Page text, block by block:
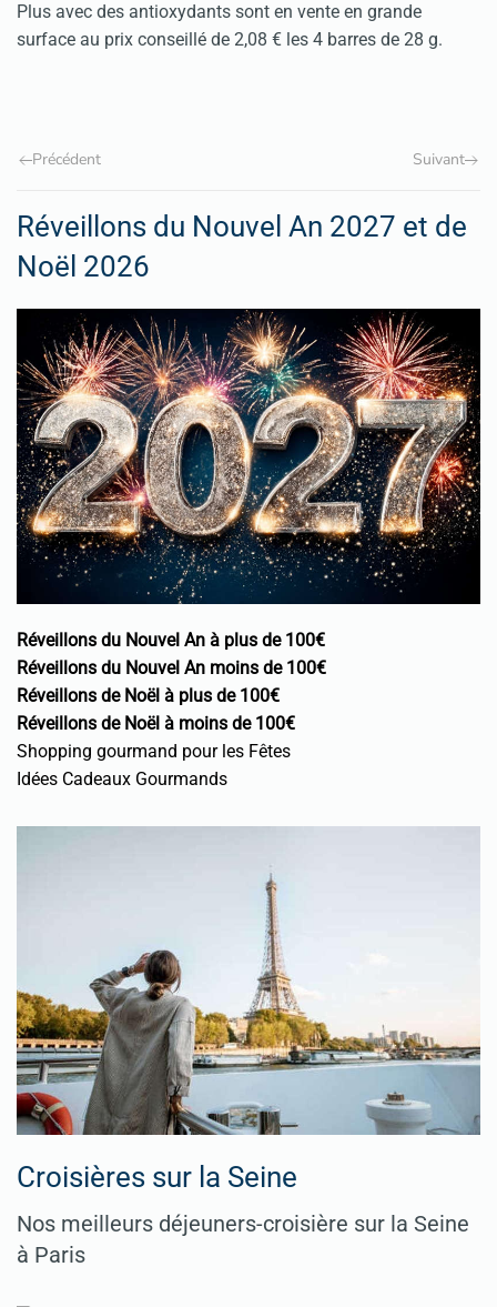
Plus avec des antioxydants sont en vente en grande
surface au prix conseillé de 2,08 € les 4 barres de 28 g.
Précédent Suivant
Réveillons du Nouvel An 2027 et de
Noël 2026
Réveillons du Nouvel An à plus de 100€
Réveillons du Nouvel An moins de 100€
Réveillons de Noël à plus de 100€
Réveillons de Noël à moins de 100€
Shopping gourmand pour les Fêtes
Idées Cadeaux Gourmands
Croisières sur la Seine
Nos meilleurs déjeuners-croisière sur la Seine
à Paris